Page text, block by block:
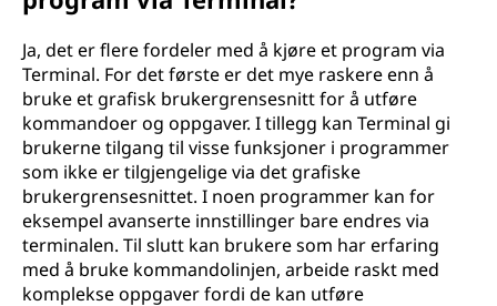
Ja, det er flere fordeler med å kjøre et program via
Terminal. For det første er det mye raskere enn å
bruke et grafisk brukergrensesnitt for å utføre
kommandoer og oppgaver. I tillegg kan Terminal gi
brukerne tilgang til visse funksjoner i programmer
som ikke er tilgjengelige via det grafiske
brukergrensesnittet. I noen programmer kan for
eksempel avanserte innstillinger bare endres via
terminalen. Til slutt kan brukere som har erfaring
med å bruke kommandolinjen, arbeide raskt med
komplekse oppgaver fordi de kan utføre